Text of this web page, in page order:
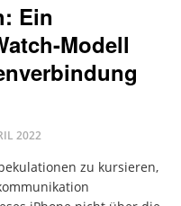
Ein
Modell
2022
zu kursieren,